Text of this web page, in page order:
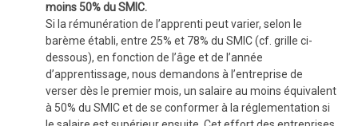
moins 50% du SMIC.
Si la rémunération de l’apprenti peut varier, selon le
barème établi, entre 25% et 78% du SMIC (cf. grille ci-
dessous), en fonction de l’âge et de l’année
d’apprentissage, nous demandons à l’entreprise de
verser dès le premier mois, un salaire au moins équivalent
à 50% du SMIC et de se conformer à la réglementation si